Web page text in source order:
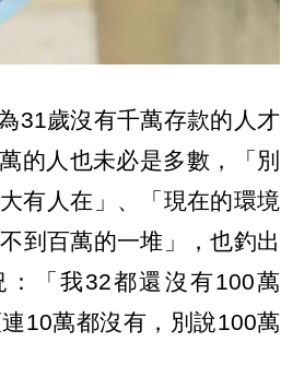
31歲沒有千萬存款的人才
的人也未必是多數，「別
有人在」、「現在的環境
到百萬的一堆」，也釣出
「我32都還沒有100萬
10萬都沒有，別說100萬